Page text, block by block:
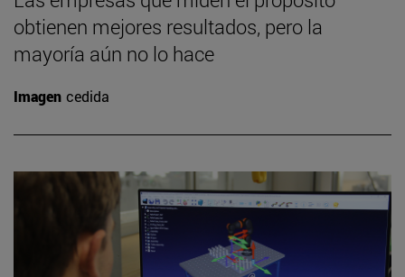
obtienen mejores resultados, pero la
mayoría aún no lo hace
Imagen cedida